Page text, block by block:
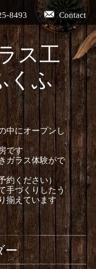
Contact
8493
ス工
くふ
中にオープンし
です
ガラス体験がで
約ください）
手づくりしたう
揃えています
ー